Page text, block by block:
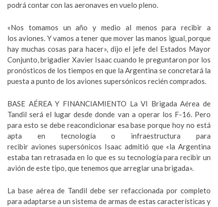
podrá contar con las aeronaves en vuelo pleno.
«Nos tomamos un año y medio al menos para recibir a
los aviones. Y vamos a tener que mover las manos igual, porque
hay muchas cosas para hacer», dijo el jefe del Estados Mayor
Conjunto, brigadier Xavier Isaac cuando le preguntaron por los
pronósticos de los tiempos en que la Argentina se concretará la
puesta a punto de los aviones supersónicos recién comprados.
BASE AÉREA Y FINANCIAMIENTO La VI Brigada Aérea de
Tandil será el lugar desde donde van a operar los F-16. Pero
para esto se debe reacondicionar esa base porque hoy no está
apta en tecnología o infraestructura para
recibir aviones supersónicos Isaac admitió que «la Argentina
estaba tan retrasada en lo que es su tecnología para recibir un
avión de este tipo, que tenemos que arreglar una brigada».
La base aérea de Tandil debe ser refaccionada por completo
para adaptarse a un sistema de armas de estas características y